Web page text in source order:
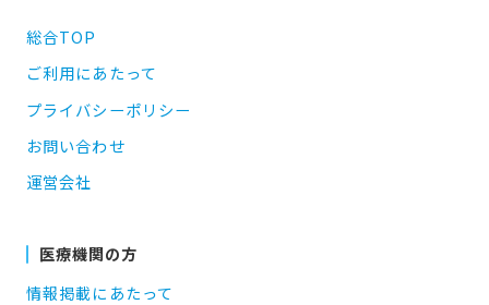
総合TOP
ご利用にあたって
プライバシーポリシー
お問い合わせ
運営会社
医療機関の方
情報掲載にあたって